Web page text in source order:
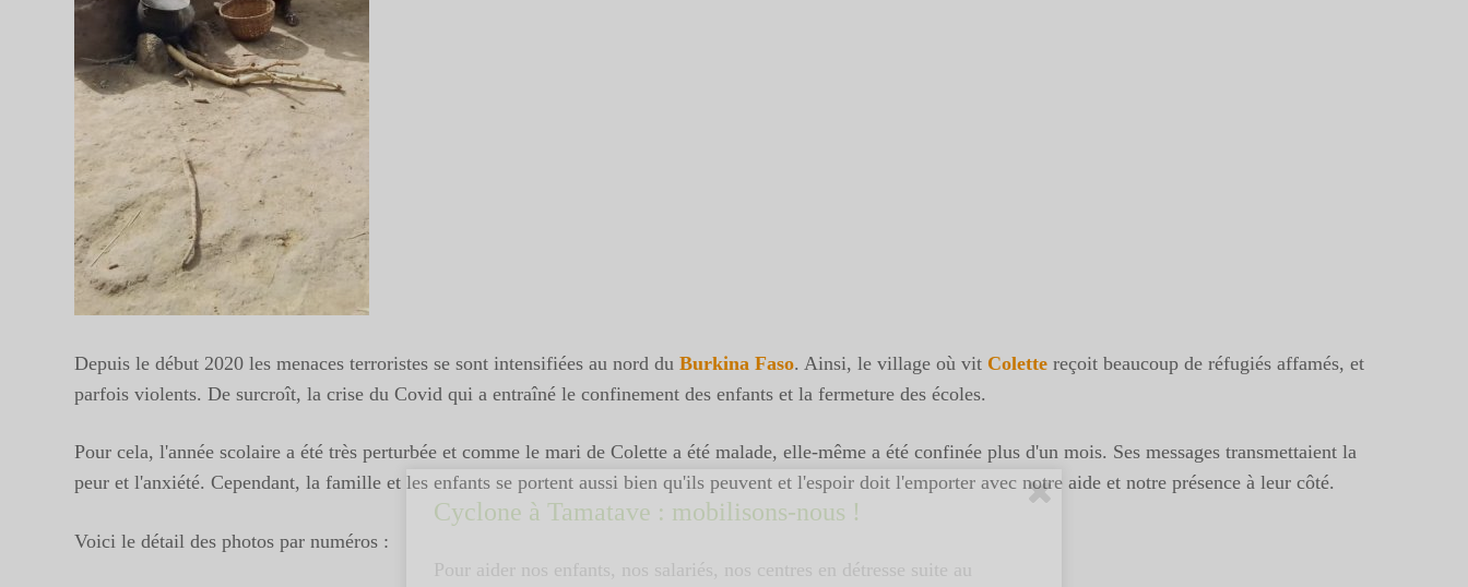
Depuis le début 2020 les menaces terroristes se sont intensifiées au nord du Burkina Faso. Ainsi, le village où vit Colette reçoit beaucoup de réfugiés affamés, et
parfois violents. De surcroît, la crise du Covid qui a entraîné le confinement des enfants et la fermeture des écoles.
Pour cela, l'année scolaire a été très perturbée et comme le mari de Colette a été malade, elle-même a été confinée plus d'un mois. Ses messages transmettaient la
peur et l'anxiété. Cependant, la famille et les enfants se portent aussi bien qu'ils peuvent et l'espoir doit l'emporter avec notre aide et notre présence à leur côté.
Voici le détail des photos par numéros :
Cyclone à Tamatave : mobilisons-nous !
Pour aider nos enfants, nos salariés, nos centres en détresse suite au